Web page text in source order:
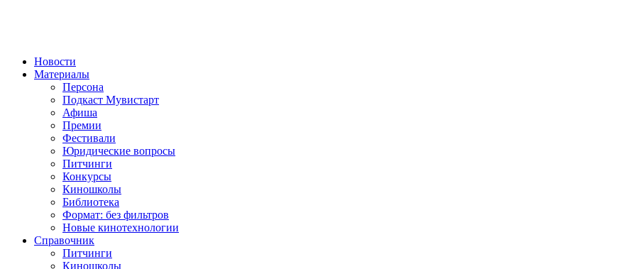
Новости
Материалы
Персона
Подкаст Мувистарт
Афиша
Премии
Фестивали
Юридические вопросы
Питчинги
Конкурсы
Киношколы
Библиотека
Формат: без фильтров
Новые кинотехнологии
Справочник
Питчинги
Киношколы